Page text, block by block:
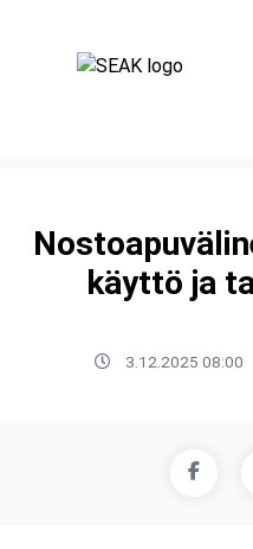
käyttö ja
3.12.2025 08:00